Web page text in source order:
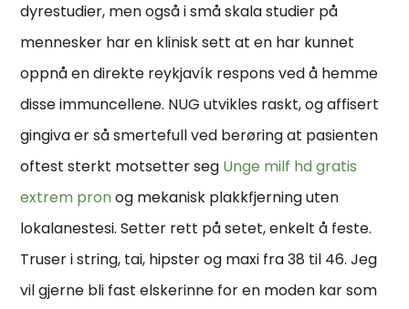
dyrestudier, men også i små skala studier på
mennesker har en klinisk sett at en har kunnet
oppnå en direkte reykjavík respons ved å hemme
disse immuncellene. NUG utvikles raskt, og affisert
gingiva er så smertefull ved berøring at pasienten
oftest sterkt motsetter seg Unge milf hd gratis
extrem pronog mekanisk plakkfjerning uten
lokalanestesi. Setter rett på setet, enkelt å feste.
Truser i string, tai, hipster og maxi fra 38 til 46. Jeg
vil gjerne bli fast elskerinne for en moden kar som